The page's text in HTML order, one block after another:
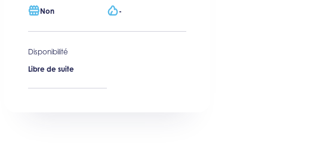
Non
-
Disponibilité
Libre de suite